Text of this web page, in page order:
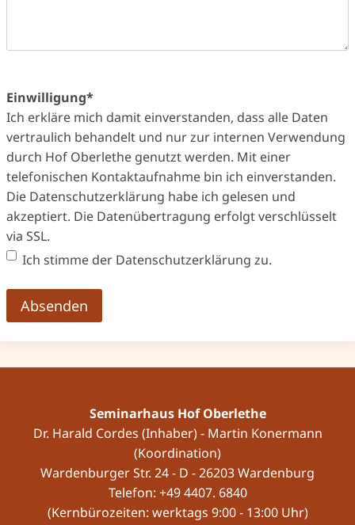
Einwilligung*
Ich erkläre mich damit einverstanden, dass alle Daten
vertraulich behandelt und nur zur internen Verwendung
durch Hof Oberlethe genutzt werden. Mit einer
telefonischen Kontaktaufnahme bin ich einverstanden.
Die Datenschutzerklärung habe ich gelesen und
akzeptiert. Die Datenübertragung erfolgt verschlüsselt
via SSL.
Ich stimme der Datenschutzerklärung zu.
Seminarhaus Hof Oberlethe
Dr. Harald Cordes (Inhaber) - Martin Konermann
(Koordination)
Wardenburger Str. 24 - D - 26203 Wardenburg
Telefon: +49 4407. 6840
(Kernbürozeiten: werktags 9:00 - 13:00 Uhr)